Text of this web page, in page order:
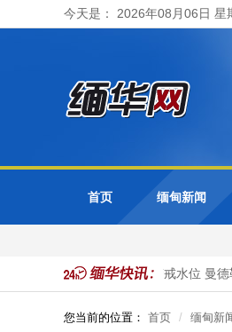
今天是： 2026年08月06日 星
首页 缅甸新闻
色都基水库超警戒水位 曼德
您当前的位置： 首页 缅甸新